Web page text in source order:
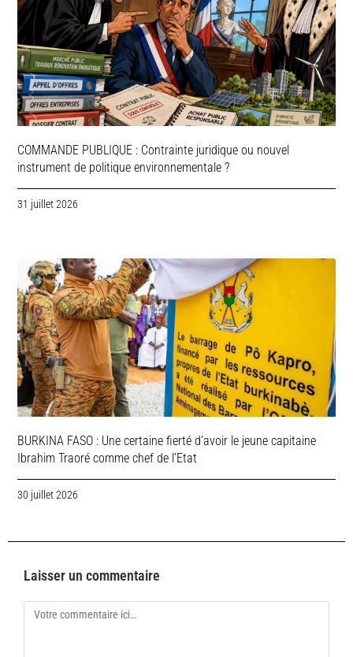
COMMANDE PUBLIQUE : Contrainte juridique ou nouvel
instrument de politique environnementale ?
31 juillet 2026
BURKINA FASO : Une certaine fierté d’avoir le jeune capitaine
Ibrahim Traoré comme chef de l’Etat
30 juillet 2026
Laisser un commentaire